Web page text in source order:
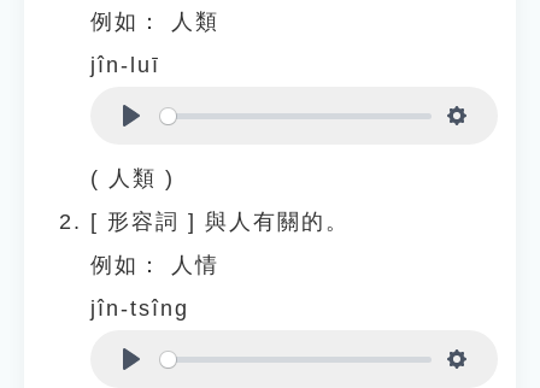
例如：
人類
jîn-luī
( 人類 )
[ 形容詞 ] 與人有關的。
例如：
人情
jîn-tsîng